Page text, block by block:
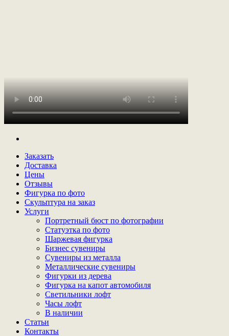
Заказать
Доставка
Цены
Отзывы
Фигурка по фото
Скульптура на заказ
Услуги
Портретный бюст по фотографии
Статуэтка по фото
Шаржевая фигурка
Бизнес сувениры
Сувениры из металла
Металлические сувениры
Фигурки из дерева
Фигурка на капот автомобиля
Светильники лофт
Часы лофт
В наличии
Статьи
Контакты